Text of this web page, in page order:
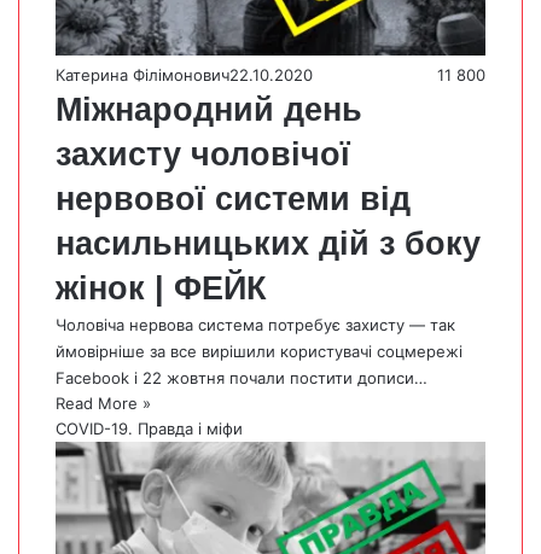
Катерина Філімонович22.10.2020 11 800
Міжнародний день
захисту чоловічої
нервової системи від
насильницьких дій з боку
жінок | ФЕЙК
Чоловіча нервова система потребує захисту — так
ймовірніше за все вирішили користувачі соцмережі
Facebook і 22 жовтня почали постити дописи…
Read More »
COVID-19. Правда і міфи